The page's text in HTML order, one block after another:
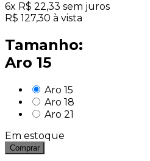
6x R$ 22,33 sem juros
R$ 127,30 à vista
Tamanho:
Aro 15
Aro 15
Aro 18
Aro 21
Em estoque
Comprar